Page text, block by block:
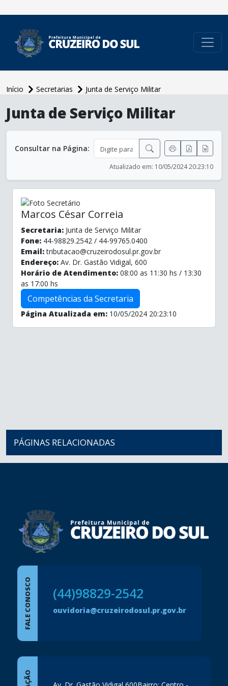
Início Secretarias
Junta de Serviço Militar
principal
Junta de Serviço Militar
Consultar na Página:
Atualizado em: 10/05/2024 20:23:10
Marcos César Correia
Secretaria: Junta de Serviço Militar
Fone: 44-98829.2542 / 44-99765.0400
Email:tributacao@cruzeirodosul.pr.gov.br
Endereço: Av. Dr. Gastão Vidigal, 600
Horário de Atendimento: 08:00 as 11:30 hs / 13:30
as 17:00 hs
Competências da Secretaria
Página Atualizada em: 10/05/2024 20:23:10
PÁGINAS RELACIONADAS
FALE CONOSCO (44)98829-2542
ouvidoria@cruzeirodosul.pr.gov.br